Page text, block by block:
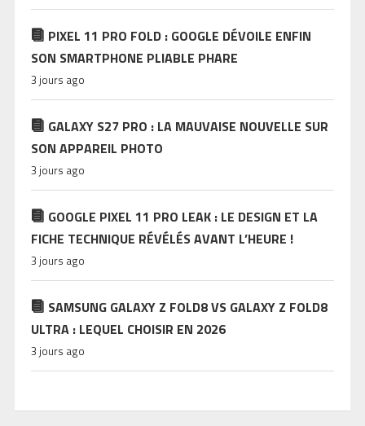
PIXEL 11 PRO FOLD : GOOGLE DÉVOILE ENFIN
SON SMARTPHONE PLIABLE PHARE
3 jours ago
GALAXY S27 PRO : LA MAUVAISE NOUVELLE SUR
SON APPAREIL PHOTO
3 jours ago
GOOGLE PIXEL 11 PRO LEAK : LE DESIGN ET LA
FICHE TECHNIQUE RÉVÉLÉS AVANT L’HEURE !
3 jours ago
SAMSUNG GALAXY Z FOLD8 VS GALAXY Z FOLD8
ULTRA : LEQUEL CHOISIR EN 2026
3 jours ago